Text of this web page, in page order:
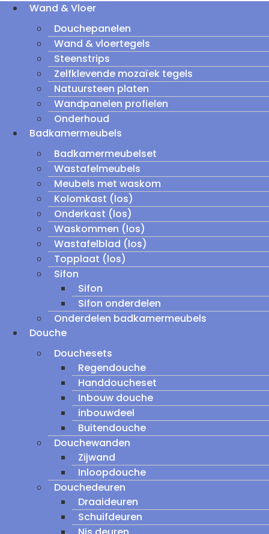
Wand & Vloer
Douchepanelen
Wand & vloertegels
Steenstrips
Zelfklevende mozaïek tegels
Natuursteen platen
Wandpanelen profielen
Onderhoud
Badkamermeubels
Badkamermeubelset
Wastafelmeubels
Meubels met waskom
Kolomkast (los)
Onderkast (los)
Waskommen (los)
Wastafelblad (los)
Topplaat (los)
Sifon
Sifon
Sifon onderdelen
Onderdelen badkamermeubels
Douche
Douchesets
Regendouche
Handdoucheset
Inbouw douche
inbouwdeel
Buitendouche
Douchewanden
Zijwand
Inloopdouche
Douchedeuren
Draaideuren
Schuifdeuren